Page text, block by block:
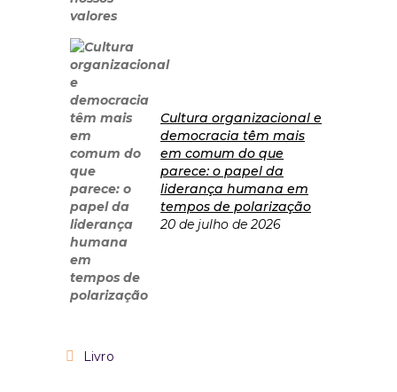
Cultura organizacional e
democracia têm mais
em comum do que
parece: o papel da
liderança humana em
tempos de polarização
20 de julho de 2026
Livro